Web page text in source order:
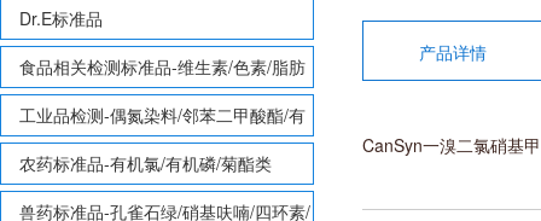
Dr.E标准品
食品相关检测标准品-维生素/色素/脂肪
酸甲酯等
工业品检测-偶氮染料/邻苯二甲酸酯/有
机锡/多溴联苯/多溴联苯醚/多氯联苯
农药标准品-有机氯/有机磷/菊酯类
兽药标准品-孔雀石绿/硝基呋喃/四环素/
产品详情
CanSyn一溴二氯硝基